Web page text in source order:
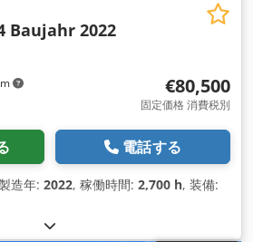
Baujahr 2022
€80,500
固定価格 消費税別
電話する
造年: 2022, 稼働時間: 2,700 h, 装備: